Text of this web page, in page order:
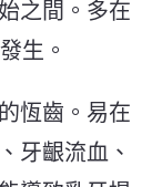
之間。多在
生。
恆齒。易在
牙齦流血、